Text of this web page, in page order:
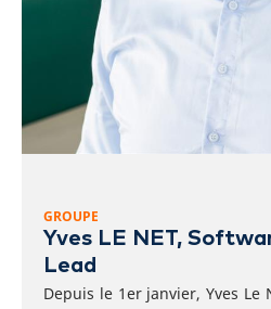
GROUPE
Yves LE NET,
Lead
Depuis le 1er janvier, Yves Le